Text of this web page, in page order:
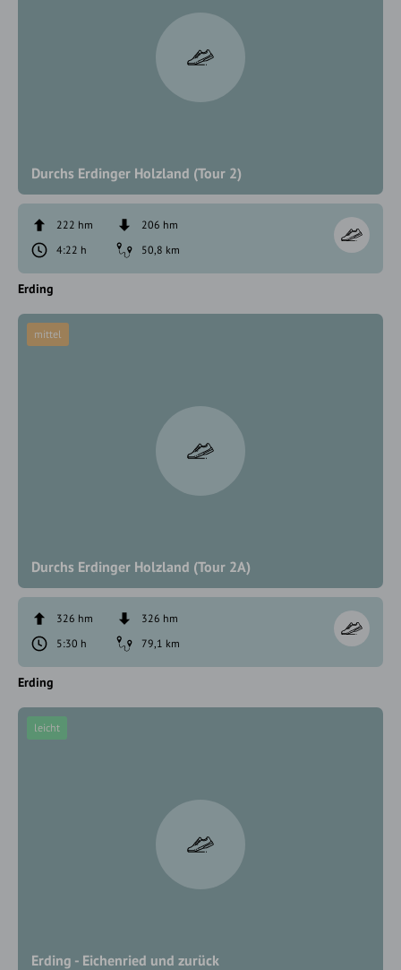
Durchs Erdinger Holzland (Tour 2)
222 hm
206 hm
4:22 h
50,8 km
Erding
Durchs Erdinger Holzland (Tour 2A)
mittel
326 hm
326 hm
5:30 h
79,1 km
Erding
Erding - Eichenried und zurück
leicht